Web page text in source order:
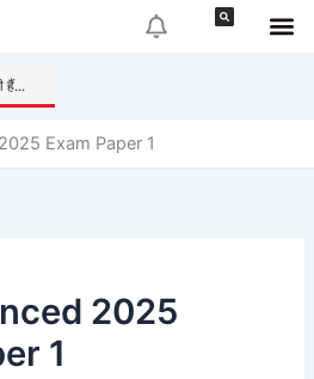
हैं...
Exam Paper 1
2025
1